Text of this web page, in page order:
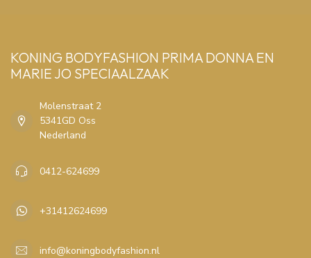
KONING BODYFASHION PRIMA DONNA EN
MARIE JO SPECIAALZAAK
Molenstraat 2
5341GD Oss
Nederland
0412-624699
+31412624699
info@koningbodyfashion.nl